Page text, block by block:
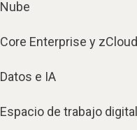
Nube
Core Enterprise y zCloud
Datos e IA
Espacio de trabajo digital